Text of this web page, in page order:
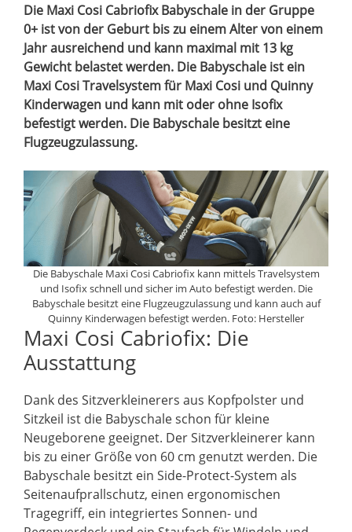
Die Maxi Cosi Cabriofix Babyschale in der Gruppe
0+ ist von der Geburt bis zu einem Alter von einem
Jahr ausreichend und kann maximal mit 13 kg
Gewicht belastet werden. Die Babyschale ist ein
Maxi Cosi Travelsystem für Maxi Cosi und Quinny
Kinderwagen und kann mit oder ohne Isofix
befestigt werden. Die Babyschale besitzt eine
Flugzeugzulassung.
Die Babyschale Maxi Cosi Cabriofix kann mittels Travelsystem
und Isofix schnell und sicher im Auto befestigt werden. Die
Babyschale besitzt eine Flugzeugzulassung und kann auch auf
Quinny Kinderwagen befestigt werden. Foto: Hersteller
Maxi Cosi Cabriofix: Die
Ausstattung
Dank des Sitzverkleinerers aus Kopfpolster und
Sitzkeil ist die Babyschale schon für kleine
Neugeborene geeignet. Der Sitzverkleinerer kann
bis zu einer Größe von 60 cm genutzt werden. Die
Babyschale besitzt ein Side-Protect-System als
Seitenaufprallschutz, einen ergonomischen
Tragegriff, ein integriertes Sonnen- und